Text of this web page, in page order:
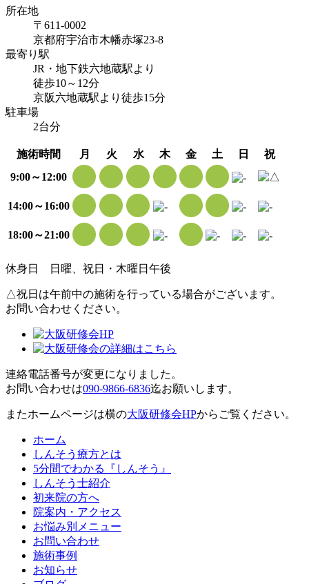
所在地
〒611-0002
京都府宇治市木幡赤塚23-8
最寄り駅
JR・地下鉄六地蔵駅より
徒歩10～12分
京阪六地蔵駅より徒歩15分
駐車場
2台分
施術時間 月 火 水 木 金 土 日
祝
9:00～12:00
14:00～16:00
18:00～21:00
休身日 日曜、祝日・木曜日午後
△祝日は午前中の施術を行っている場合がございます。
お問い合わせください。
連絡電話番号が変更になりました。
お問い合わせは090-9866-6836迄お願いします。
またホームページは横の大阪研修会HPからご覧ください。
ホーム
しんそう療方とは
5分間でわかる『しんそう』
しんそう士紹介
初来院の方へ
院案内・アクセス
お悩み別メニュー
お問い合わせ
施術事例
お知らせ